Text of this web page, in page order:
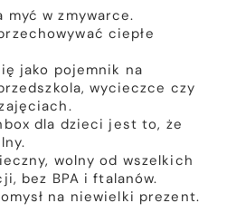
myć w zmywarce.
ciepłe
jako pojemnik na
wycieczce czy
dla dzieci jest to, że
wolny od wszelkich
bez BPA i ftalanów.
na niewielki prezent.